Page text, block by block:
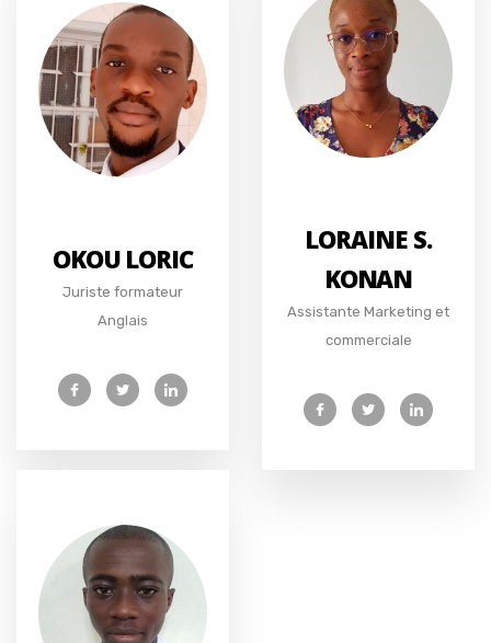
OKOU LORIC
Juriste formateur
Anglais
LORAINE S.
KONAN
Assistante Marketing et
commerciale